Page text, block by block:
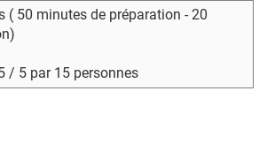
( 50 minutes de préparation - 20
/ 5 par 15 personnes